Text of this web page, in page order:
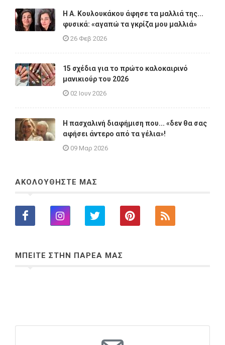
Η A. Κουλουκάκου άφησε τα μαλλιά της...
φυσικά: «αγαπώ τα γκρίζα μου μαλλιά»
26 Φεβ 2026
15 σχέδια για το πρώτο καλοκαιρινό
μανικιούρ του 2026
02 Ιουν 2026
Η πασχαλινή διαφήμιση που... «δεν θα σας
αφήσει άντερο από τα γέλια»!
09 Μαρ 2026
ΑΚΟΛΟΥΘΗΣΤΕ ΜΑΣ
ΜΠΕΙΤΕ ΣΤΗΝ ΠΑΡΕΑ ΜΑΣ